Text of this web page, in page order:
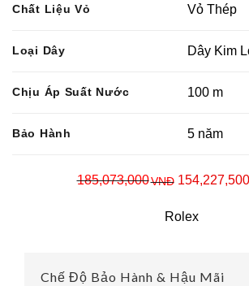
Chất Liệu Vỏ Vỏ Thép
Loại Dây Dây Kim
Chịu Áp Suất Nước 100 m
Bảo Hành 5 năm
185,073,000VNĐ 154,227,500
Rolex
Chế Độ Bảo Hành & Hậu Mãi